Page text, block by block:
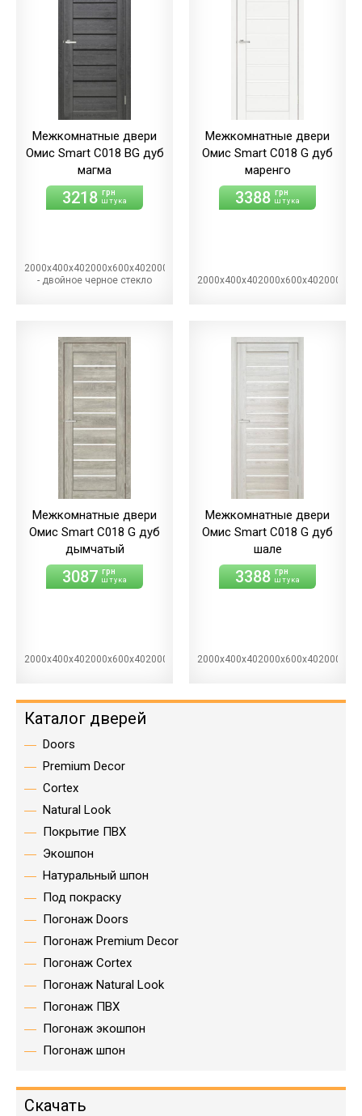
Межкомнатные двери
Омис Smart С018 BG дуб
магма
3218 грн
штука
2000х400х402000х600х402000х700х402000х800х402000х900х40BG
- двойное черное стекло
Межкомнатные двери
Омис Smart С018 G дуб
маренго
3388 грн
штука
Межкомнатные двери
Омис Smart С018 G дуб
дымчатый
3087 грн
штука
2000х400х402000х600х402000х700х402000х800х402000х900х40
Межкомнатные двери
Омис Smart С018 G дуб
шале
3388 грн
штука
Каталог дверей
Doors
Premium Decor
Cortex
Natural Look
Покрытие ПВХ
Экошпон
Натуральный шпон
Под покраску
Погонаж Doors
Погонаж Premium Decor
Погонаж Cortex
Погонаж Natural Look
Погонаж ПВХ
Погонаж экошпон
Погонаж шпон
Скачать